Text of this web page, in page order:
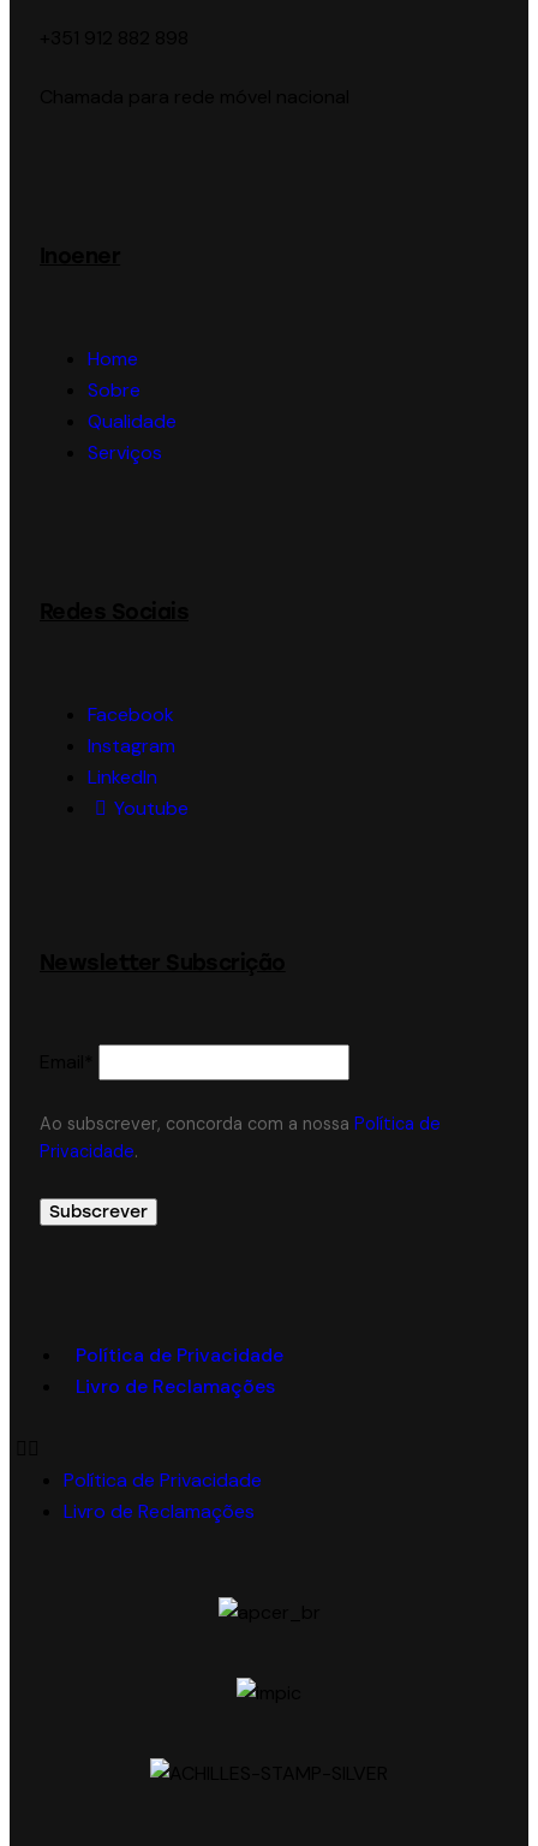
Home
Sobre
Qualidade
Serviços
Facebook
Instagram
LinkedIn
Youtube
Ao subscrever, concorda com a nossa Política de
Privacidade.
Política de Privacidade
Livro de Reclamações
Política de Privacidade
Livro de Reclamações